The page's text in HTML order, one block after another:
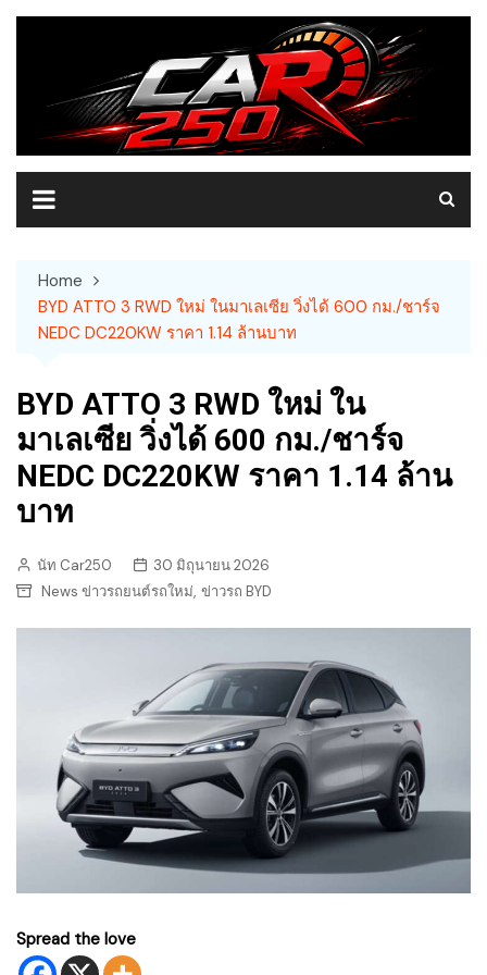
Skip
Home
BYD ATTO 3 RWD ใหม่ ในมาเลเซีย วิ่งได้ 600 กม./ชาร์จ
NEDC DC220KW ราคา 1.14 ล้านบาท
BYD ATTO 3 RWD ใหม่ ใน
มาเลเซีย วิ่งได้ 600 กม./ชาร์จ
NEDC DC220KW ราคา 1.14 ล้าน
บาท
นัท Car250
30 มิถุนายน 2026
News ข่าวรถยนต์รถใหม่, ข่าวรถ BYD
Spread the love